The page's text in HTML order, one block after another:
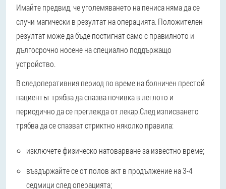
Имайте предвид, че уголемяването на пениса няма да се
случи магически в резултат на операцията. Положителен
резултат може да бъде постигнат само с правилното и
дългосрочно носене на специално поддържащо
устройство.
В следоперативния период по време на болничен престой
пациентът трябва да спазва почивка в леглото и
периодично да се преглежда от лекар.След изписването
трябва да се спазват стриктно няколко правила:
изключете физическо натоварване за известно време;
въздържайте се от полов акт в продължение на 3-4
седмици след операцията;